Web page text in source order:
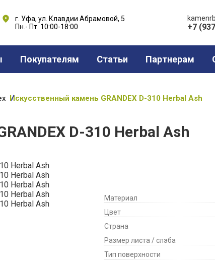
г. Уфа, ул. Клавдии Абрамовой, 5
Пн.- Пт. 10:00-18:00
+7
Покупателям Статьи Партнерам
Искусственный камень GRANDEX D-310 Herbal Ash
D-310 Herbal Ash
Материал
Цвет
Страна
Размер листа / слэба
Тип поверхности